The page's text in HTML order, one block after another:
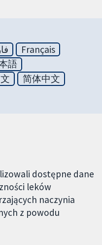
Français
語
简体中文
dostępne dane
leków
naczynia
z powodu